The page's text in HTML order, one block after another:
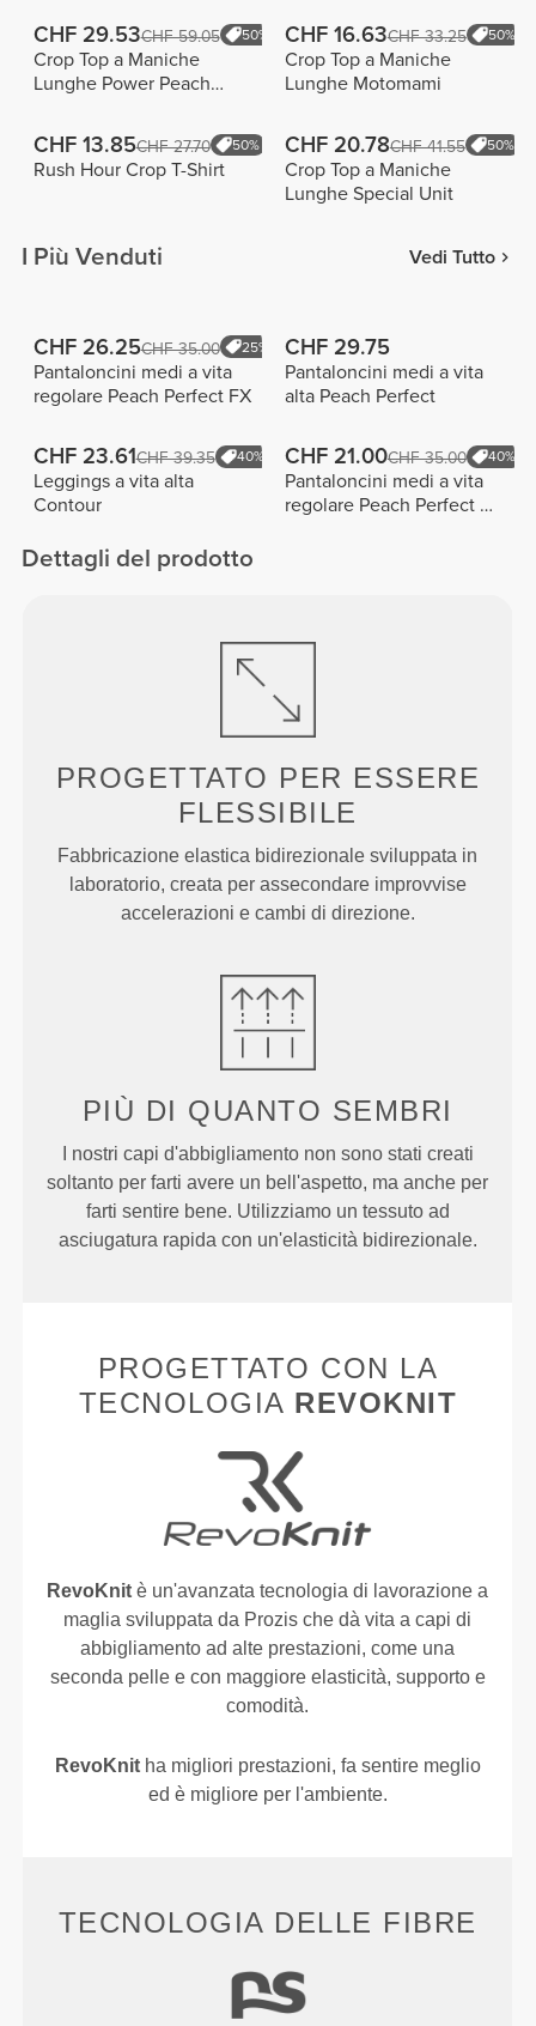
CHF 29.53CHF 59.05 50%
Crop Top a Maniche
Lunghe Power Peach
CHF 16.63CHF 33.25 50%
Crop Top a Maniche
Lunghe Motomami
CHF 13.85CHF 27.70 50%
Rush Hour Crop T-Shirt
CHF 20.78CHF 41.55 50%
Crop Top a Maniche
Lunghe Special Unit
I Più Venduti Vedi Tutto
CHF 26.25CHF 35.00 25%
Pantaloncini medi a vita
regolare Peach Perfect FX
CHF 29.75
Pantaloncini medi a vita
alta Peach Perfect
CHF 23.61CHF 39.35 40%
Leggings a vita alta
Contour
CHF 21.00CHF 35.00 40%
Pantaloncini medi a vita
regolare Peach Perfect FX
Dettagli del prodotto
PROGETTATO PER ESSERE
FLESSIBILE
Fabbricazione elastica bidirezionale sviluppata in
laboratorio, creata per assecondare improvvise
accelerazioni e cambi di direzione.
PIÙ DI QUANTO SEMBRI
I nostri capi d'abbigliamento non sono stati creati
soltanto per farti avere un bell'aspetto, ma anche per
farti sentire bene. Utilizziamo un tessuto ad
asciugatura rapida con un'elasticità bidirezionale.
PROGETTATO CON LA
TECNOLOGIA REVOKNIT
RevoKnit è un'avanzata tecnologia di lavorazione a
maglia sviluppata da Prozis che dà vita a capi di
abbigliamento ad alte prestazioni, come una
seconda pelle e con maggiore elasticità, supporto e
comodità.
RevoKnitha migliori prestazioni, fa sentire meglio
ed è migliore per l'ambiente.
TECNOLOGIA DELLE FIBRE